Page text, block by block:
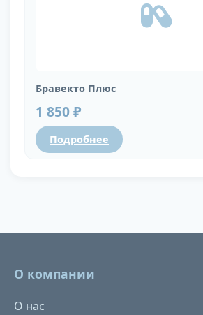
Бравекто Плюс
1 850 ₽
Подробнее
О компании
О нас